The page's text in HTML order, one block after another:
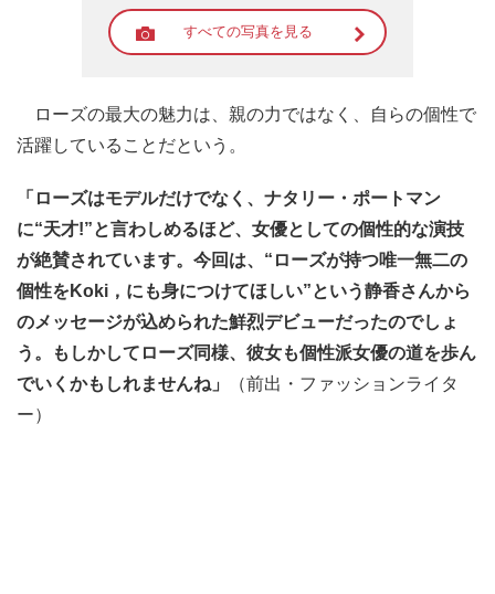
すべての写真を見る
ローズの最大の魅力は、親の力ではなく、自らの個性で
活躍していることだという。
「ローズはモデルだけでなく、ナタリー・ポートマン
に“天才!”と言わしめるほど、女優としての個性的な演技
が絶賛されています。今回は、“ローズが持つ唯一無二の
個性をKoki，にも身につけてほしい”という静香さんから
のメッセージが込められた鮮烈デビューだったのでしょ
う。もしかしてローズ同様、彼女も個性派女優の道を歩ん
でいくかもしれませんね」
（前出・ファッションライタ
ー）